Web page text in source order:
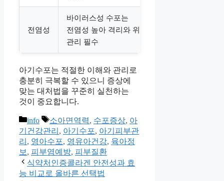
전염성
바이러스성 수포는
전염성 높아 격리와 위생
관리 필수
아기수포는 적절한 이해와 관리로
충분히 극복할 수 있으니 증상에
맞는 대처법을 꾸준히 실천하는
것이 중요합니다.
카
테
고
리
info
태
그
소아면역력, 수포증상, 아
기건강관리 , 아기수포, 아기피부관
리 , 영아수포, 영유아건강, 육아정
보 , 피부염예방, 피부질환
식약처인증콜라겐 안전성과 효
능 비교로 올바른 선택법